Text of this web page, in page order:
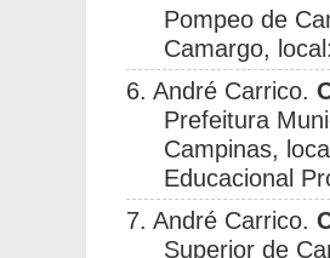
Pompeo de
Camargo,
6. André Carrico.
Prefeitura
Campinas,
Educacional
7. André Carrico.
Superior de